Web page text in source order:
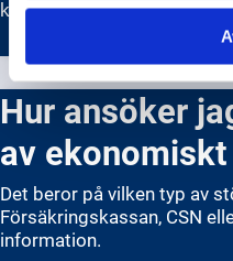
klara sin försörjning.
Hur ansöker jag om olika typer
av
Det beror på vilken typ av stöd du
Försäkringskassan, CSN
information.